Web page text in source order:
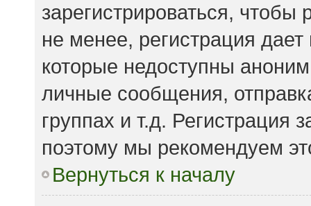
зарегистрироваться,
не менее, регистрация
которые недоступны
личные сообщения,
группах и т.д. Регистрация
поэтому мы рекомендуем
Вернуться к началу